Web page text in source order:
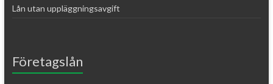
Lån utan uppläggningsavgift
Företagslån